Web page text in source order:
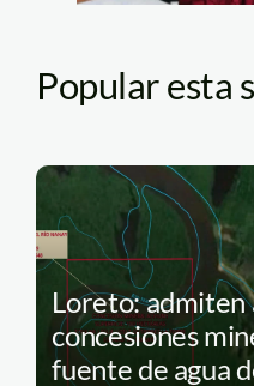
Popular esta
Loreto: admiten
concesiones
fuente de agua